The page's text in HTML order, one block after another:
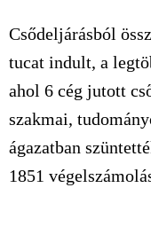
Csődeljárásból
tucat indult, a
ahol 6 cég jutott
szakmai,
ágazatban
1851